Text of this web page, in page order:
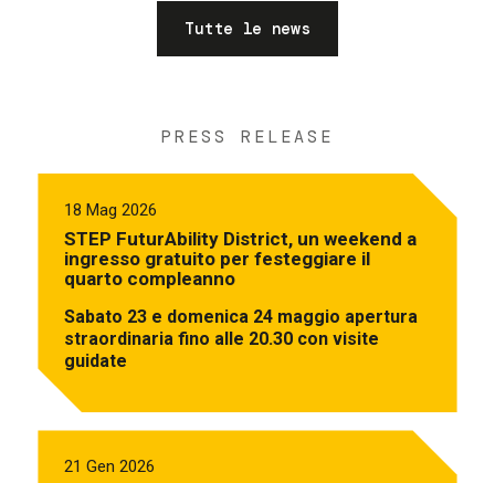
Tutte le news
PRESS RELEASE
18 Mag 2026
STEP FuturAbility District, un weekend a
ingresso gratuito per festeggiare il
quarto compleanno
Sabato 23 e domenica 24 maggio apertura
straordinaria fino alle 20.30 con visite
guidate
21 Gen 2026